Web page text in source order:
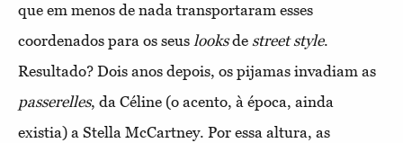
que em menos de nada transportaram esses
coordenados para os seus looksde street style.
Resultado? Dois anos depois, os pijamas invadiam as
passerelles, da Céline (o acento, à época, ainda
existia) a Stella McCartney. Por essa altura, as